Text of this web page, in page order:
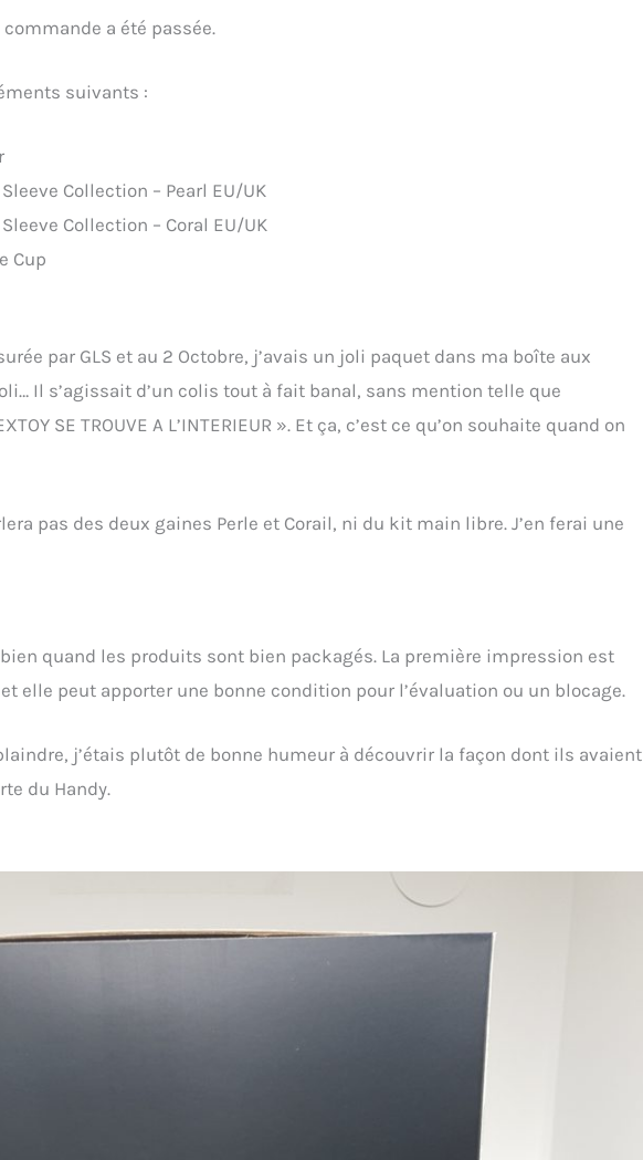
a été passée.
suivants :
Collection – Pearl EU/UK
Collection – Coral EU/UK
Cup
par GLS et au 2 Octobre, j’avais un joli paquet dans ma boîte aux
Il s’agissait d’un colis tout à fait banal, sans mention telle que
SE TROUVE A L’INTERIEUR ». Et ça, c’est ce qu’on souhaite quand on
pas des deux gaines Perle et Corail, ni du kit main libre. J’en ferai une
bien quand les produits sont bien packagés. La première impression est
elle peut apporter une bonne condition pour l’évaluation ou un blocage.
j’étais plutôt de bonne humeur à découvrir la façon dont ils avaient
du Handy.